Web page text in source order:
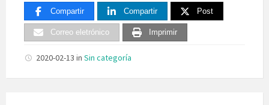
Compartir Compartir Post
Correo eletrónico Imprimir
2020-02-13 in Sin categoría